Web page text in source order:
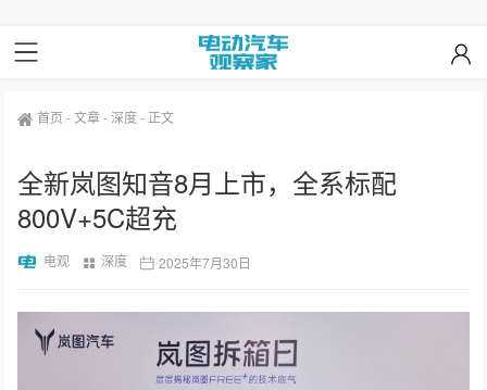
首页 -文章-深度- 正文
全新岚图知音8月上市，全系标配
800V+5C超充
电观 深度 2025年7月30日